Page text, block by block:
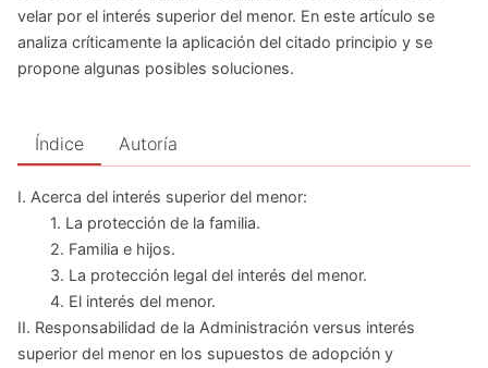
velar por el interés superior del menor. En este artículo se
analiza críticamente la aplicación del citado principio y se
propone algunas posibles soluciones.
Índice Autoría
I. Acerca del interés superior del menor:
1. La protección de la familia.
2. Familia e hijos.
3. La protección legal del interés del menor.
4. El interés del menor.
II. Responsabilidad de la Administración versus interés
superior del menor en los supuestos de adopción y